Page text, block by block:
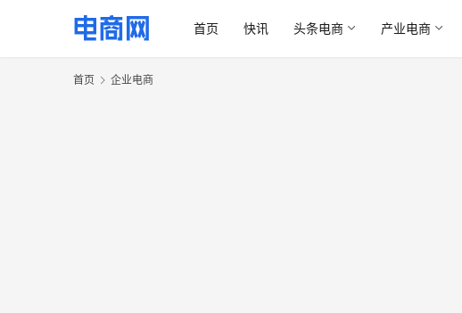
首页 快讯 头条电商 产业电商
首页 企业电商